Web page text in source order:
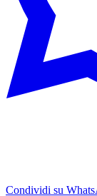
Condividi su